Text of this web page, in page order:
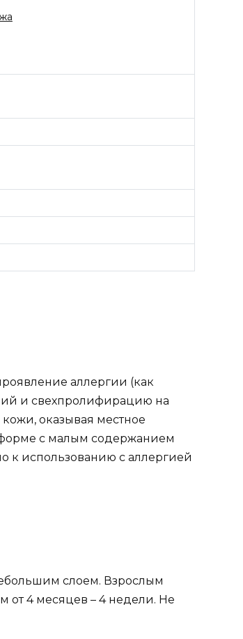
аллергии (как
и свехпролифирацию на
оказывая местное
форме с малым содержанием
использованию с аллергией
слоем. Взрослым
от 4 месяцев – 4 недели. Не